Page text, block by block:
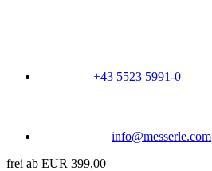
+43 5523 5991-0
info@messerle.com
frei ab EUR 399,00